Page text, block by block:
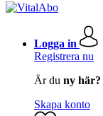
Logga in
Registrera nu
Är du ny här?
Skapa konto